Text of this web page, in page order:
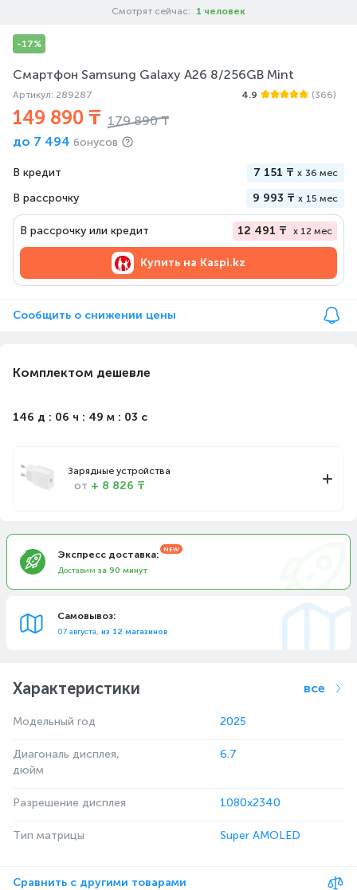
Смотрят сейчас: 1 человек
-17%
Смартфон Samsung Galaxy A26 8/256GB Mint
Артикул: 289287 4.9 (366)
149 890 ₸ 179 890 ₸
до 7 494 бонусов
В кредит 7 151 ₸ x 36 мес
В рассрочку 9 993 ₸ x 15 мес
В рассрочку или кредит 12 491 ₸ x 12 мес
Купить на Kaspi.kz
Сообщить о снижении цены
Комплектом дешевле
146 д : 06 ч : 49 м : 03 с
Зарядные устройства
от + 8 826 ₸
Экспресс доставка:
Доставим за 90 минут
Самовывоз:
07 августа, из 12 магазинов
Характеристики все
Модельный год 2025
Диагональ дисплея,
дюйм
6.7
Разрешение дисплея 1080x2340
Тип матрицы Super AMOLED
Сравнить с другими товарами